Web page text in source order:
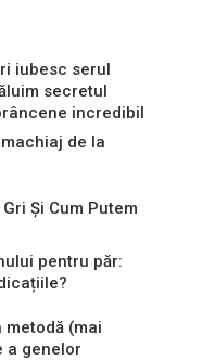
iubesc serul
secretul
incredibil
de la
Și Cum Putem
pentru păr:
metodă (mai
a genelor